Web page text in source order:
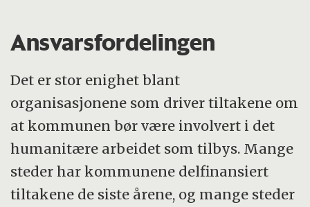
Ansvarsfordelingen
Det er stor enighet blant
organisasjonene som driver tiltakene om
at kommunen bør være involvert i det
humanitære arbeidet som tilbys. Mange
steder har kommunene delfinan­siert
tiltakene de siste årene, og mange steder